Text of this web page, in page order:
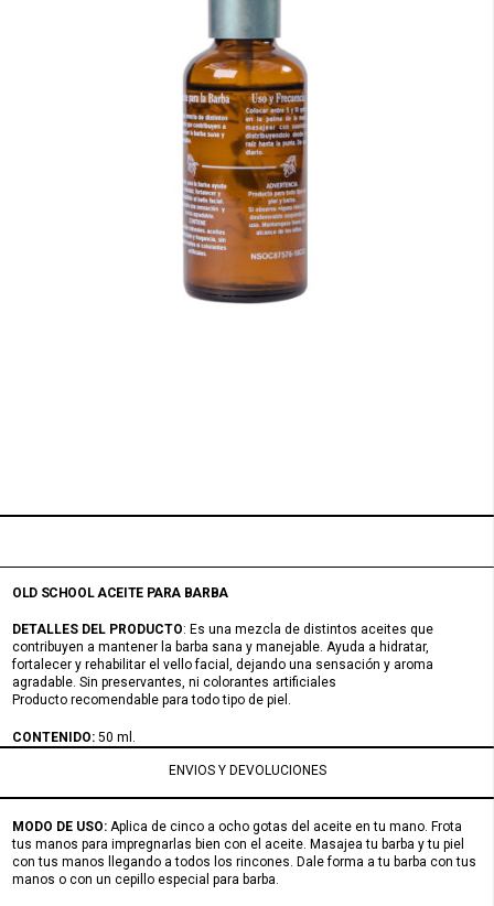
OLD SCHOOL ACEITE PARA BARBA
DETALLES DEL PRODUCTO: Es una mezcla de distintos aceites que
contribuyen a mantener la barba sana y manejable. Ayuda a hidratar,
fortalecer y rehabilitar el vello facial, dejando una sensación y aroma
agradable. Sin preservantes, ni colorantes artificiales
Producto recomendable para todo tipo de piel.
CONTENIDO: 50 ml.
ENVIOS Y DEVOLUCIONES
MODO DE USO: Aplica de cinco a ocho gotas del aceite en tu mano. Frota
tus manos para impregnarlas bien con el aceite. Masajea tu barba y tu piel
con tus manos llegando a todos los rincones. Dale forma a tu barba con tus
manos o con un cepillo especial para barba.